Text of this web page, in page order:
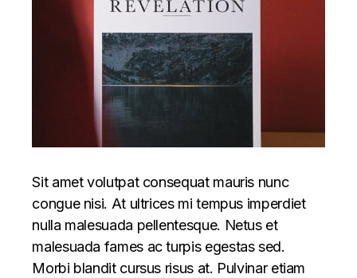
Sit amet volutpat consequat mauris nunc
congue nisi. At ultrices mi tempus imperdiet
nulla malesuada pellentesque. Netus et
malesuada fames ac turpis egestas sed.
Morbi blandit cursus risus at. Pulvinar etiam